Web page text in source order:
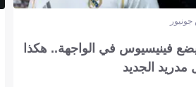
يضع فينيسيوس في الواجهة.. هكذا
مدريد الجديد